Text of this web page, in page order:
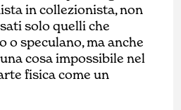
in collezionista, non
solo quelli che
o speculano, ma anche
cosa impossibile nel
fisica come un